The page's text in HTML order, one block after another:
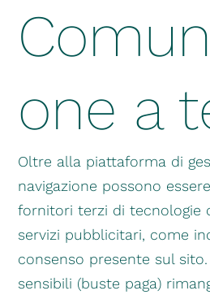
one a
Oltre alla piattaforma di
navigazione possono
fornitori terzi di tecnologie
servizi pubblicitari, come
consenso presente sul
sensibili (buste paga)